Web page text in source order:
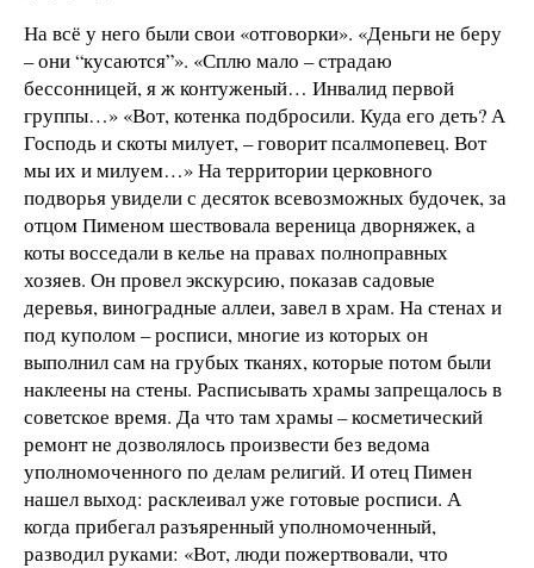
На всё у него были свои «отговорки». «Деньги не беру
– они “кусаются”». «Сплю мало – страдаю
бессонницей, я ж контуженый… Инвалид первой
группы…» «Вот, котенка подбросили. Куда его деть? А
Господь и скоты милует, – говорит псалмопевец. Вот
мы их и милуем…» На территории церковного
подворья увидели с десяток всевозможных будочек, за
отцом Пименом шествовала вереница дворняжек, а
коты восседали в келье на правах полноправных
хозяев. Он провел экскурсию, показав садовые
деревья, виноградные аллеи, завел в храм. На стенах и
под куполом – росписи, многие из которых он
выполнил сам на грубых тканях, которые потом были
наклеены на стены. Расписывать храмы запрещалось в
советское время. Да что там храмы – косметический
ремонт не дозволялось произвести без ведома
уполномоченного по делам религий. И отец Пимен
нашел выход: расклеивал уже готовые росписи. А
когда прибегал разъяренный уполномоченный,
разводил руками: «Вот, люди пожертвовали, что